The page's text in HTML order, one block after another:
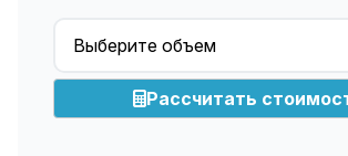
Рассчитать